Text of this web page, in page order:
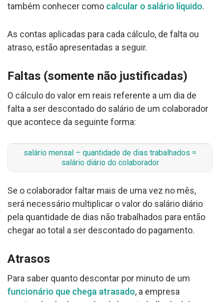
também conhecer como calcular o salário líquido.
As contas aplicadas para cada cálculo, de falta ou
atraso, estão apresentadas a seguir.
Faltas (somente não justificadas)
O cálculo do valor em reais referente a um dia de
falta a ser descontado do salário de um colaborador
que acontece da seguinte forma:
salário mensal ÷ quantidade de dias trabalhados =
salário diário do colaborador
Se o colaborador faltar mais de uma vez no mês,
será necessário multiplicar o valor do salário diário
pela quantidade de dias não trabalhados para então
chegar ao total a ser descontado do pagamento.
Atrasos
Para saber quanto descontar por minuto de um
funcionário que chega atrasado, a empresa